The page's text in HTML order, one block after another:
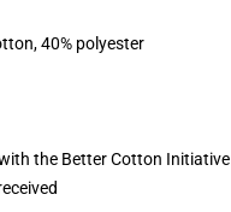
40% polyester
the Better Cotton Initiative